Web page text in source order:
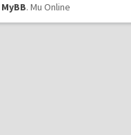
MyBB. Mu Online